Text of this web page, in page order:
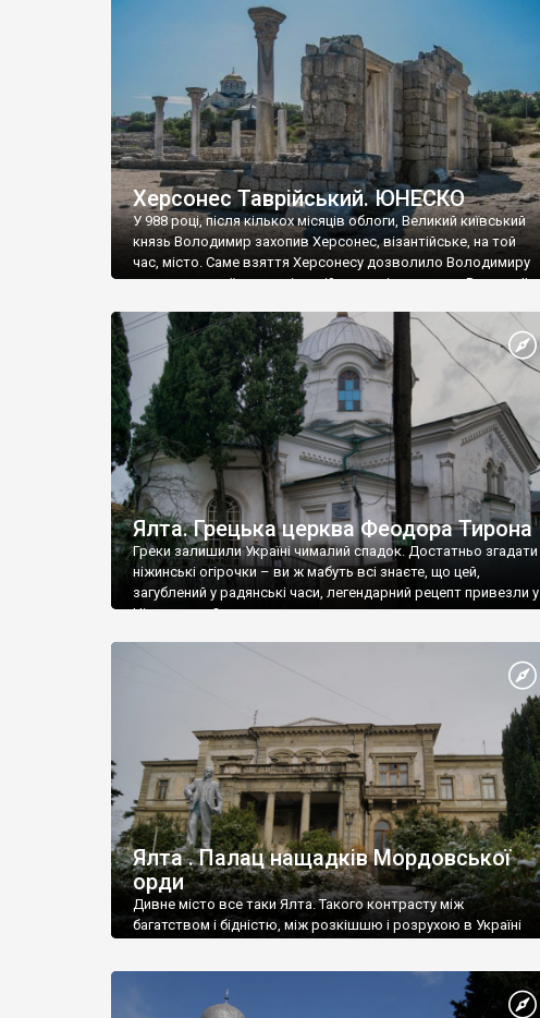
візантійської доби. Раритети викрадені з фондів об’єкту
культурної спадщини ЮНЕСКО «Херсонеса Таврійського».
Офіційно – на виставку «Золото Візантії», але експерти та
влада в Україні вважають це лише […]
Херсонес Таврійський. ЮНЕСКО
У 988 році, після кількох місяців облоги, Великий київський
князь Володимир захопив Херсонес, візантійське, на той
час, місто. Саме взяття Херсонесу дозволило Володимиру
диктувати свої умови візантійському імператору Василю ІІ,
Херсонесі Володимир-язичник, став Василем-
християнином. А потім було Хрещення Русі. На честь
Херсонесу Таврійського названо місто […]
Ялта. Грецька церква Феодора Тирона
Греки залишили Україні чималий спадок. Достатньо згадати
ніжинські огірочки – ви ж мабуть всі знаєте, що цей,
загублений у радянські часи, легендарний рецепт привезли у
Ніжин греки?
Ялта . Палац нащадків Мордовської
орди
Дивне місто все таки Ялта. Такого контрасту між
багатством і бідністю, між розкішшю і розрухою в Україні